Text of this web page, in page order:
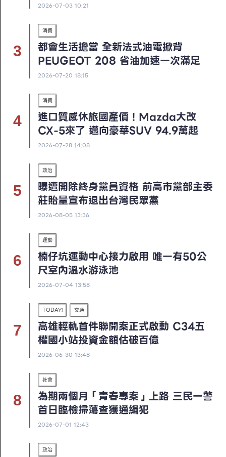
2026-07-03 10:21
消費
都會生活擔當 全新法式油電掀背
PEUGEOT 208 省油加速一次滿足
2026-07-20 18:15
消費
進口質感休旅國產價！Mazda大改
CX-5來了 邁向豪華SUV 94.9萬起
2026-07-28 14:08
政治
曝遭開除終身黨員資格 前高市黨部主委
莊貽量宣布退出台灣民眾黨
2026-08-05 13:36
運動
楠仔坑運動中心接力啟用 唯一有50公
尺室內溫水游泳池
2026-07-04 13:58
TODAY! 交通
高雄輕軌首件聯開案正式啟動 C34五
權國小站投資金額估破百億
2026-06-30 13:48
社會
為期兩個月「青春專案」上路 三民一警
首日臨檢掃蕩查獲通緝犯
2026-07-01 12:43
政治